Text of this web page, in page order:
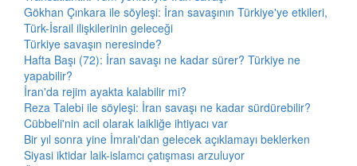
Gökhan Çınkara ile söyleşi: İran savaşının Türkiye'ye etkileri,
Türk-İsrail ilişkilerinin geleceği
Türkiye savaşın neresinde?
Hafta Başı (72): İran savaşı ne kadar sürer? Türkiye ne
yapabilir?
İran'da rejim ayakta kalabilir mi?
Reza Talebi ile söyleşi: İran savaşı ne kadar sürdürebilir?
Cübbeli'nin acil olarak laikliğe ihtiyacı var
Bir yıl sonra yine İmralı'dan gelecek açıklamayı beklerken
Siyasi iktidar laik-islamcı çatışması arzuluyor